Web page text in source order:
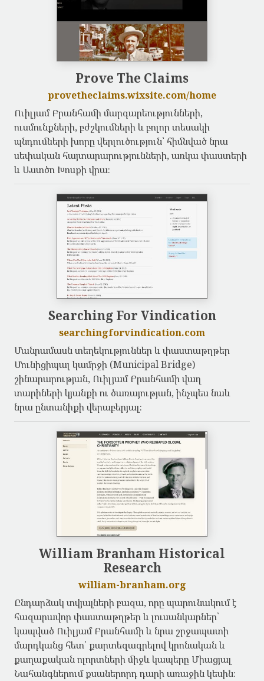
Prove The Claims
provetheclaims.wixsite.com/home
Ուիլյամ Բրանհամի մարգարեությունների,
ուսմունքների, բժշկումների և բոլոր տեսակի
պնդումների խորը վերլուծություն՝ հիմնված նրա
սեփական հայտարարությունների, առկա փաստերի
և Աստծո Խոսքի վրա։
Searching For Vindication
searchingforvindication.com
Մանրամասն տեղեկություններ և փաստաթղթեր
Մունիցիպալ կամրջի (Municipal Bridge)
շինարարության, Ուիլյամ Բրանհամի վաղ
տարիների կյանքի ու ծառայության, ինչպես նաև
նրա ընտանիքի վերաբերյալ։
William Branham Historical
Research
william-branham.org
Ընդարձակ տվյալների բազա, որը պարունակում է
հազարավոր փաստաթղթեր և լուսանկարներ՝
կապված Ուիլյամ Բրանհամի և նրա շրջապատի
մարդկանց հետ՝ քարտեզագրելով կրոնական և
քաղաքական ոլորտների միջև կապերը Միացյալ
Նահանգներում քսաներորդ դարի առաջին կեսին։